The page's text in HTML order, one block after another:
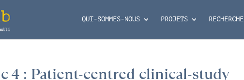
QUI-SOMMES-NOUS PROJETS RECHERCHE
4 : Patient-centred clinical-study